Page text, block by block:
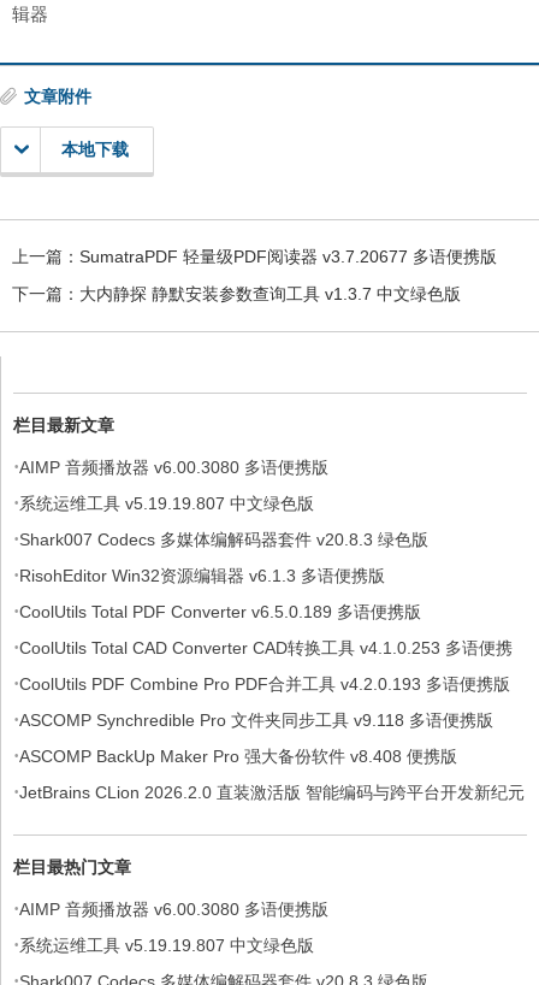
辑器
文章附件
本地下载
上一篇： SumatraPDF 轻量级PDF阅读器 v3.7.20677 多语便携版
下一篇： 大内静探 静默安装参数查询工具 v1.3.7 中文绿色版
栏目最新文章
·AIMP 音频播放器 v6.00.3080 多语便携版
·系统运维工具 v5.19.19.807 中文绿色版
·Shark007 Codecs 多媒体编解码器套件 v20.8.3 绿色版
·RisohEditor Win32资源编辑器 v6.1.3 多语便携版
·CoolUtils Total PDF Converter v6.5.0.189 多语便携版
·CoolUtils Total CAD Converter CAD转换工具 v4.1.0.253 多语便携
版
·CoolUtils PDF Combine Pro PDF合并工具 v4.2.0.193 多语便携版
·ASCOMP Synchredible Pro 文件夹同步工具 v9.118 多语便携版
·ASCOMP BackUp Maker Pro 强大备份软件 v8.408 便携版
·JetBrains CLion 2026.2.0 直装激活版 智能编码与跨平台开发新纪元
栏目最热门文章
·AIMP 音频播放器 v6.00.3080 多语便携版
·系统运维工具 v5.19.19.807 中文绿色版
·